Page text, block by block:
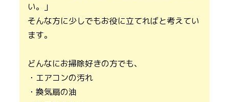
い。」
そんな方に少しでもお役に立てればと考えてい
ます。
どんなにお掃除好きの方でも、
・エアコンの汚れ
・換気扇の油